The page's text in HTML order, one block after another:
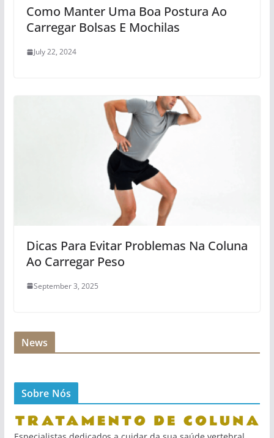
Como Manter Uma Boa Postura Ao
Carregar Bolsas E Mochilas
July 22, 2024
Dicas Para Evitar Problemas Na Coluna
Ao Carregar Peso
September 3, 2025
News
Sobre Nós